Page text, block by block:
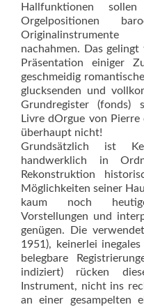
Hallfunktionen
Orgelpositionen
nachahmen. Das
Präsentation einiger
geschmeidig
glucksenden und
Grundregis­ter (fonds)
Livre dOrgue von
überhaupt nicht!
Grundsätzlich ist
handwerklich in
Rekonstruktion
Möglichkeiten seiner
kaum noch
Vorstellungen und
genügen. Die
1951), keinerlei
belegbare
indiziert) rücken
Instrument, nicht ins
an einer gesampelten